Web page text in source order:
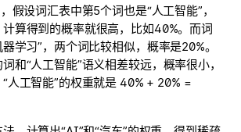
假设词汇表中第5个词也是“人工智能”，
算得到的概率就很高，比如40%。而词
学习”，两个词比较相似，概率是20%。
和“人工智能”语义相差较远，概率很小，
人工智能”的权重就是 40% + 20% =